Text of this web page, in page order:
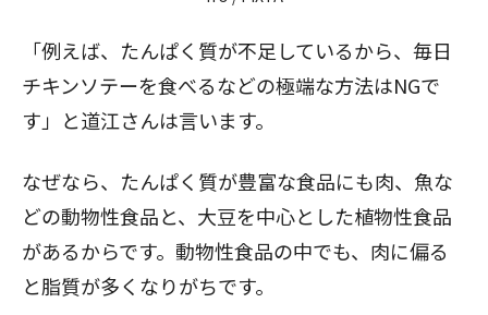
「例えば、たんぱく質が不足しているから、毎日
チキンソテーを食べるなどの極端な方法はNGで
す」と道江さんは言います。
なぜなら、たんぱく質が豊富な食品にも肉、魚な
どの動物性食品と、大豆を中心とした植物性食品
があるからです。動物性食品の中でも、肉に偏る
と脂質が多くなりがちです。
閉じる